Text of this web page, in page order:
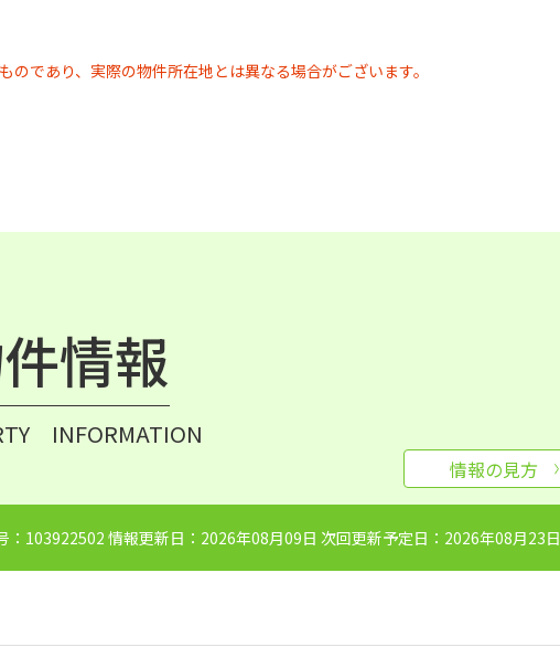
であり、実際の物件所在地とは異なる場合がございます。
情報
INFORMATION
情報の見方
：103922502 情報更新日：2026年08月09日 次回更新予定日：2026年08月23日